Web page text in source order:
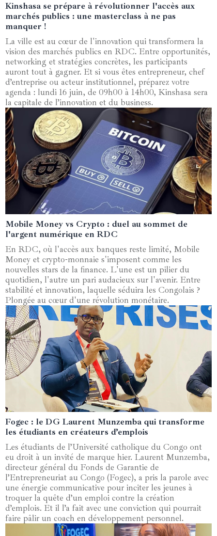
28 mai 2025
Kinshasa se prépare à révolutionner l'accès aux
marchés publics : une masterclass à ne pas
manquer !
La ville est au cœur de l'innovation qui transformera la
vision des marchés publics en RDC. Entre opportunités,
networking et stratégies concrètes, les participants
auront tout à gagner. Et si vous êtes entrepreneur, chef
d’entreprise ou acteur institutionnel, préparez votre
agenda : lundi 16 juin, de 09h00 à 14h00, Kinshasa sera
la capitale de l’innovation et du business.
20 mai 2025
Mobile Money vs Crypto : duel au sommet de
l'argent numérique en RDC
En RDC, où l'accès aux banques reste limité, Mobile
Money et crypto-monnaie s'imposent comme les
nouvelles stars de la finance. L'une est un pilier du
quotidien, l'autre un pari audacieux sur l'avenir. Entre
stabilité et innovation, laquelle séduira les Congolais ?
Plongée au cœur d'une révolution monétaire.
09 avril 2025
Fogec : le DG Laurent Munzemba qui transforme
les étudiants en créateurs d’emplois
Les étudiants de l’Université catholique du Congo ont
eu droit à un invité de marque hier. Laurent Munzemba,
directeur général du Fonds de Garantie de
l’Entrepreneuriat au Congo (Fogec), a pris la parole avec
une énergie communicative pour inciter les jeunes à
troquer la quête d’un emploi contre la création
d’emplois. Et il l’a fait avec une conviction qui pourrait
faire pâlir un coach en développement personnel.